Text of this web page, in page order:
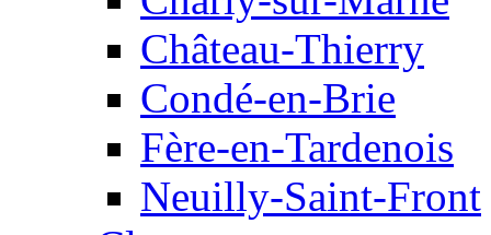
Château-Thierry
Condé-en-Brie
Fère-en-Tardenois
Neuilly-Saint-Front